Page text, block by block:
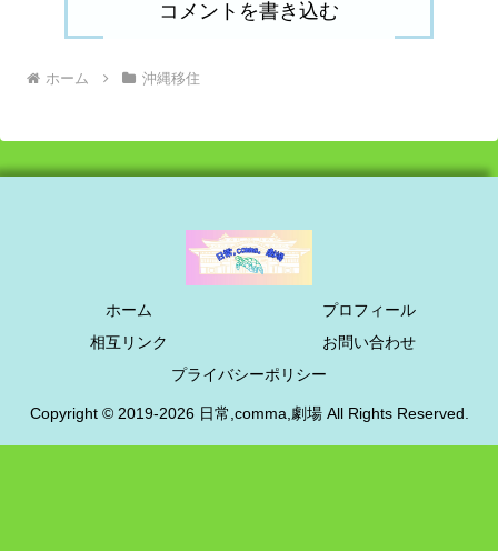
コメントを書き込む
ホーム 沖縄移住
ホーム
プロフィール
相互リンク
お問い合わせ
プライバシーポリシー
Copyright © 2019-2026 日常,comma,劇場 All Rights Reserved.